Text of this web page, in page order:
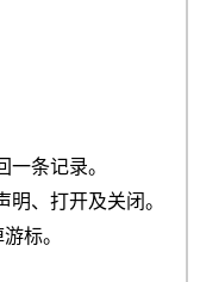
条记录。
、打开及关闭。
标。